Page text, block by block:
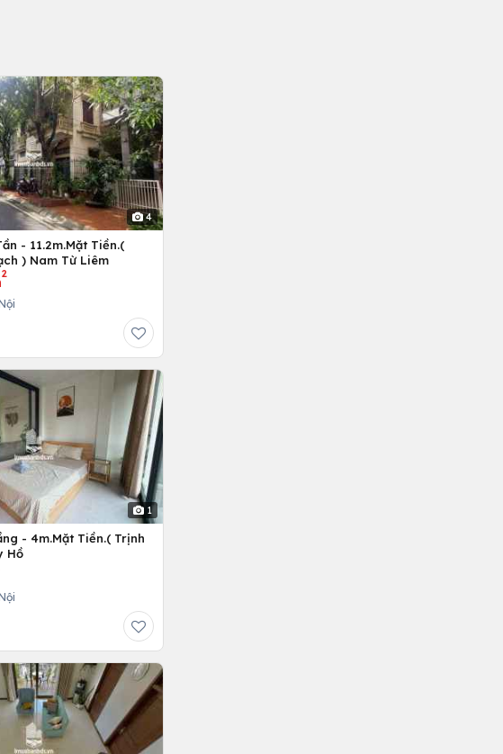
4
- 11.2m.Mặt Tiền.(
) Nam Từ Liêm
2
1
- 4m.Mặt Tiền.( Trịnh
) Tây Hồ